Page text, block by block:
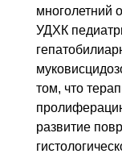
многолетний
УДХК
том, что
развитие